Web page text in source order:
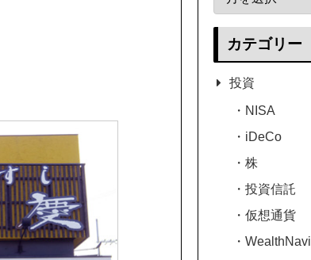
カテゴリー
投資
NISA
iDeCo
株
投資信託
仮想通貨
WealthNavi